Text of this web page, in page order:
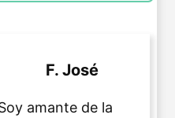
F. José
amante de la